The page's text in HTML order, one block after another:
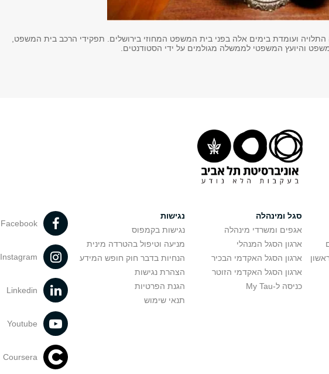
ועומדת בימים אלה בפני בית המשפט המחוזי בירושלים. תפקידי הרכב בית המשפט,
והיועץ המשפטי לממשלה מגולמים על ידי הסטודנטים.
סגל ומינהלה
אגפים ומשרדי מינהלה
ארגון הסגל המנהלי
ארגון הסגל האקדמי הבכיר
ארגון הסגל האקדמי הזוטר
כניסה ל-My Tau
נגישות
נגישות בקמפוס
מניעה וטיפול בהטרדה מינית
הנחיות בדבר חוק חופש המידע
הצהרת נגישות
הגנת הפרטיות
תנאי שימוש
Facebook
Instagram
Linkedin
Youtube
Coursera